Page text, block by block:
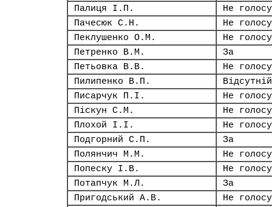
Палиця І.П.
Не
Пачесюк С.Н.
Не
Пеклушенко О.М.
Не
Петренко В.М.
За
Петьовка В.В.
Не
Пилипенко В.П.
Відсутній
Писарчук П.І.
Не
Піскун С.М.
Не
Плохой І.І.
Не
Подгорний С.П.
За
Полянчич М.М.
Не
Попеску І.В.
Не
Потапчук М.Л.
За
Пригодський А.В.
Не